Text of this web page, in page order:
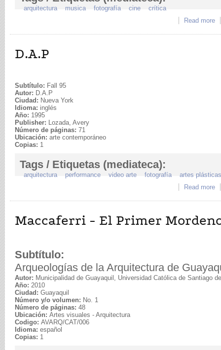
arquitectura musica fotografía cine
crítica
Read more
D.A.P
Subtítulo: Fall 95
Autor: D.A.P
Ciudad: Nueva York
Idioma: inglés
Año: 1995
Publisher: Lozada, Avery
Número de páginas: 71
Ubicación: arte contemporáneo
Copias: 1
Tags / Etiquetas (mediateca):
arquitectura performance video arte fotografía
artes plásticas
Read more
Maccaferri - El Primer
Subtítulo:
Arqueologías de la Arquitectura de
Autor: Municipalidad de Guayaquil, Universidad Católica de Santiago
Año: 2010
Ciudad: Guayaquil
Número y/o volumen: No. 1
Número de páginas: 48
Ubicación: Artes visuales - Arquitectura
Codigo: AVARQ/CAT/006
Idioma: español
Copias: 1